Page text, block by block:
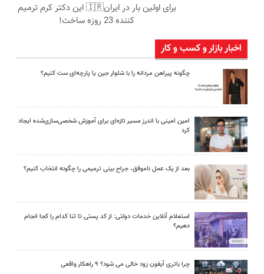
برای اولین بار در ایران🇮🇷 این دکتر کرم ترمیم
کننده 23 روزه ساخت!
اخبار بازار و کسب و کار
چگونه پیراهن مردانه را با شلوار جین یا پارچه‌ای ست کنیم؟
امین امینی با اندرز مسیر تازه‌ای برای آموزش شخصی‌سازی‌شده ایجاد
کرد
بعد از یک عمل ناموفق، جراح بینی ترمیمی را چگونه انتخاب کنیم؟
استعلام آنلاین خدمات دولتی: از کد پستی تا ثنا کدام را کجا انجام
دهیم؟
چرا باتری آیفون زود خالی می شود؟ ۹ راهکار واقعی